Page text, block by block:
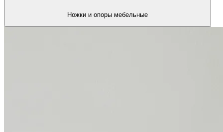
Ножки и опоры мебельные